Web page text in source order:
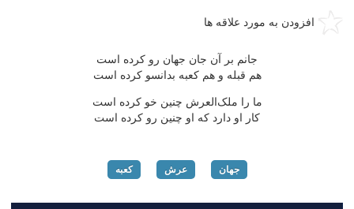
افزودن به مورد علاقه ها
جانم بر آن جان جهان رو کرده است
هم قبله و هم کعبه بدانسو کرده است
ما را ملک‌العرش چنین خو کرده است
کار او دارد که او چنین رو کرده است
جهان عرش کعبه